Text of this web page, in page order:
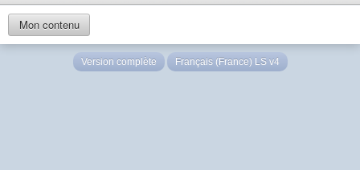
Mon contenu
Version complète Français (France) LS v4